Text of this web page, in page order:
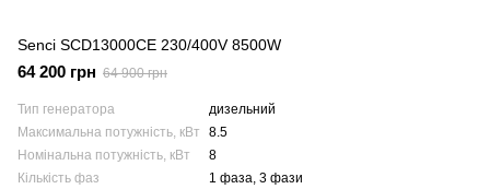
Senci SCD13000CE 230/400V 8500W
64 200 грн 64 900 грн
Тип генератора
дизельний
Максимальна потужність, кВт
8.5
Номінальна потужність, кВт
8
Кількість фаз
1 фаза, 3 фази